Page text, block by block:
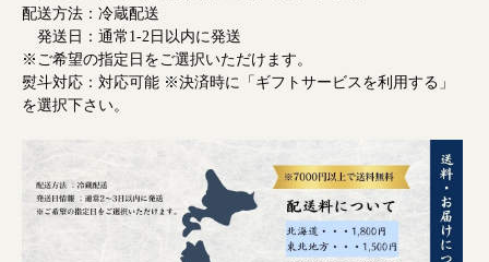
配送方法：冷蔵配送
発送日：通常1-2日以内に発送
※ご希望の指定日をご選択いただけます。
熨斗対応：対応可能 ※決済時に「ギフトサービスを利用する」
を選択下さい。